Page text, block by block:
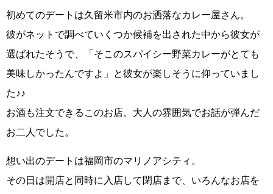
初めてのデートは久留米市内のお洒落なカレー屋さん。
彼がネットで調べていくつか候補を出された中から彼女が
選ばれたそうで、
「そこのスパイシー野菜カレーがとても
美味しかったんですよ」
と彼女が楽しそうに仰っていまし
た♪♪
お酒も注文できるこのお店。大人の雰囲気でお話が弾んだ
お二人でした。
想い出のデートは福岡市のマリノアシティ 。
その日は開店と同時に入店して閉店まで、いろんなお店を